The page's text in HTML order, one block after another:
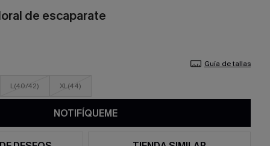
de escaparate
Guía de tallas
L(40/42) XL(44)
NOTIFÍQUEME